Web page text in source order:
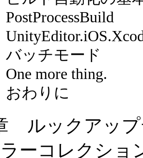
ッチモード
more thing.
わりに
ルックアップ
ーコレクショ